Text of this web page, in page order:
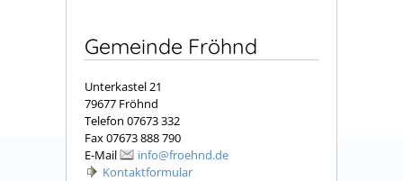
Gemeinde Fröhnd
Unterkastel 21
79677 Fröhnd
Telefon 07673 332
Fax 07673 888 790
E-Mail
info@froehnd.de
Kontaktformular